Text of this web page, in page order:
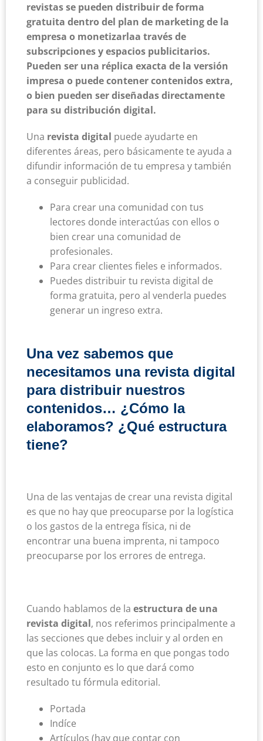
revistas se pueden distribuir de forma
gratuita dentro del plan de marketing de la
empresa o monetizarlaa través de
subscripciones y espacios publicitarios.
Pueden ser una réplica exacta de la versión
impresa o puede contener contenidos extra,
o bien pueden ser diseñadas directamente
para su distribución digital.
Una revista digital puede ayudarte en
diferentes áreas, pero básicamente te ayuda a
difundir información de tu empresa y también
a conseguir publicidad.
Para crear una comunidad con tus
lectores donde interactúas con ellos o
bien crear una comunidad de
profesionales.
Para crear clientes fieles e informados.
Puedes distribuir tu revista digital de
forma gratuita, pero al venderla puedes
generar un ingreso extra.
Una vez sabemos que
necesitamos una revista digital
para distribuir nuestros
contenidos… ¿Cómo la
elaboramos? ¿Qué estructura
tiene?
Una de las ventajas de crear una revista digital
es que no hay que preocuparse por la logística
o los gastos de la entrega física, ni de
encontrar una buena imprenta, ni tampoco
preocuparse por los errores de entrega.
Cuando hablamos de la estructura de una
revista digital, nos referimos principalmente a
las secciones que debes incluir y al orden en
que las colocas. La forma en que pongas todo
esto en conjunto es lo que dará como
resultado tu fórmula editorial.
Portada
Indíce
Artículos (hay que contar con